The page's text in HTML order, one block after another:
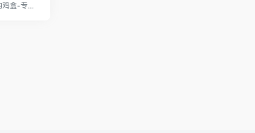
我的鸡盒-专注互联网分享的资源目录 首页鸡盒导航